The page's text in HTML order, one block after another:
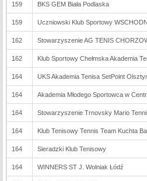
159 BKS GEM Biała Podlaska
159 Uczniowski Klub Sportowy
162 Stowarzyszenie AG TENIS
162 Klub Sportowy Chełmska Akademia
164 UKS Akademia Tenisa SetPoint
164 Akademia Młodego Sportowca w
164 Stowarzyszenie Trnovsky Mario
164 Klub Tenisowy Tennis Team Kuchta
164 Sieradzki Klub Tenisowy
164 WINNERS ST J. Wolniak Łódź